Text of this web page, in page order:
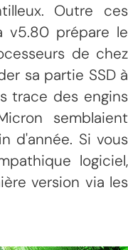
Outre ces
v5.80 prépare le
de chez
sa partie SSD à
trace des engins
semblaient
d'année. Si vous
logiciel,
version via les